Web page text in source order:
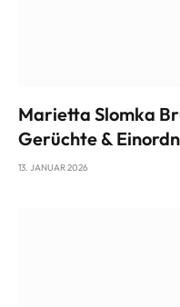
Marietta Slomka
Gerüchte &
13. JANUAR 2026